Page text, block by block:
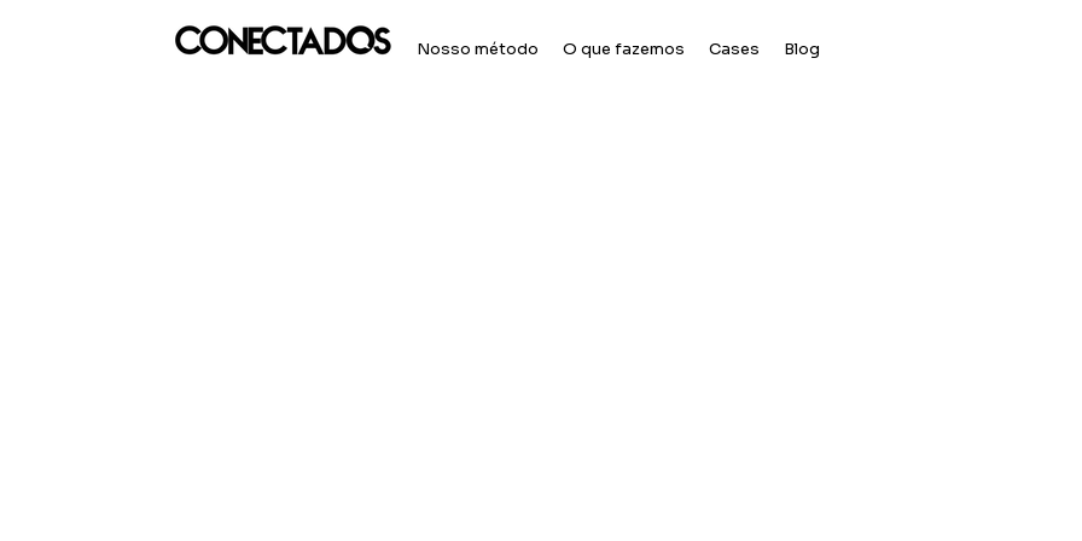
Nosso método O que fazemos Cases Blog